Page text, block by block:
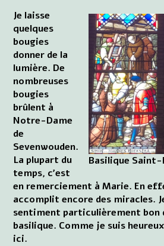
Basilique Saint-
Je laisse
quelques
bougies
donner de la
lumière. De
nombreuses
bougies
brûlent à
Notre-Dame
de
Sevenwouden.
La plupart du
temps, c'est
en remerciement à Marie. En
accomplit encore des miracles.
sentiment particulièrement bon
basilique. Comme je suis
ici.